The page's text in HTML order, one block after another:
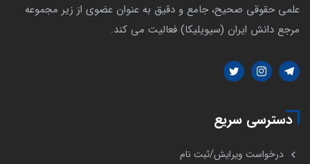
علمی حقوقی صحیح، جامع و دقیق به عنوان عضوی از زیر مجموعه
مرجع دانش ایران (سیویلیکا) فعالیت می کند.
دسترسی سریع
درخواست ویرایش/ثبت نام